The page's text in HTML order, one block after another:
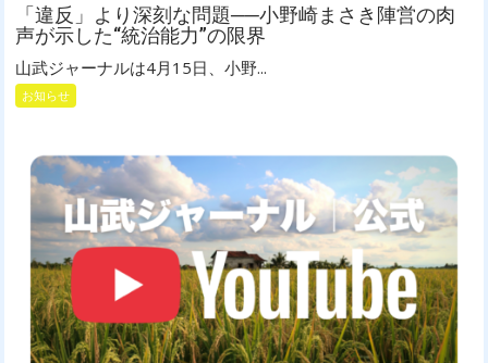
「違反」より深刻な問題──小野崎まさき陣営の肉
声が示した“統治能力”の限界
山武ジャーナルは4月15日、小野...
お知らせ